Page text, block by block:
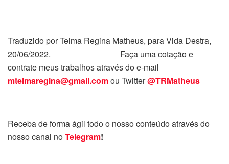
Traduzido por Telma Regina Matheus, para Vida Destra,
20/06/2022. Faça uma cotação e
contrate meus trabalhos através do e-mail
mtelmaregina@gmail.comou Twitter@TRMatheus
Receba de forma ágil todo o nosso conteúdo através do
nosso canal noTelegram!